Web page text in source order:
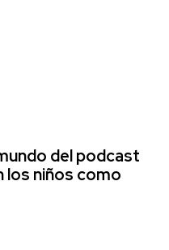
del podcast
los niños como